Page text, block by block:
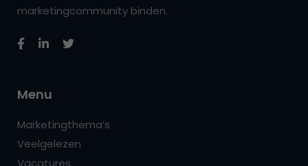
marketingcommunity binden.
Menu
Marketingthema’s
Veelgelezen
Vacatures